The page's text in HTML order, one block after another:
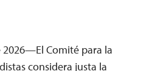
2026—El Comité para la
considera justa la